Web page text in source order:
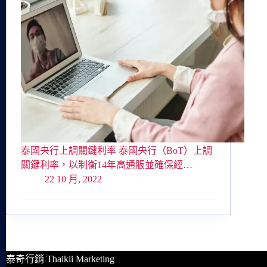
泰國央行上調關鍵利率 泰國央行（BoT）上調
關鍵利率，以制衡14年高通脹並確保經…
22 10 月, 2022
泰奇行銷 Thaikii Marketing